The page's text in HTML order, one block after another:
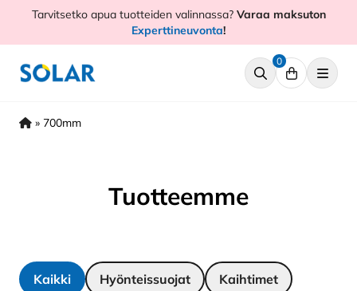
HyppääTarvitsetko apua tuotteiden valinnassa?Varaa maksuton
Experttineuvonta!
0
» 700mm
Tuotteemme
Kaikki Hyönteissuojat Kaihtimet